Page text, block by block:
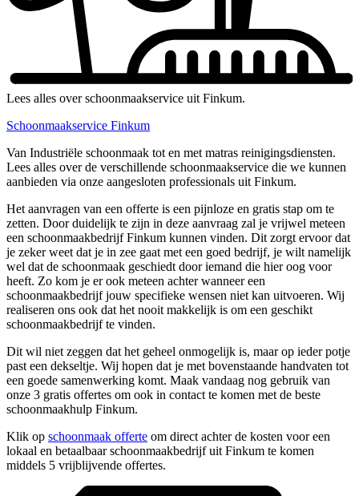
Lees alles over schoonmaakservice uit Finkum.
Schoonmaakservice Finkum
Van Industriële schoonmaak tot en met matras reinigingsdiensten.
Lees alles over de verschillende schoonmaakservice die we kunnen
aanbieden via onze aangesloten professionals uit Finkum.
Het aanvragen van een offerte is een pijnloze en gratis stap om te
zetten. Door duidelijk te zijn in deze aanvraag zal je vrijwel meteen
een schoonmaakbedrijf Finkum kunnen vinden. Dit zorgt ervoor dat
je zeker weet dat je in zee gaat met een goed bedrijf, je wilt namelijk
wel dat de schoonmaak geschiedt door iemand die hier oog voor
heeft. Zo kom je er ook meteen achter wanneer een
schoonmaakbedrijf jouw specifieke wensen niet kan uitvoeren. Wij
realiseren ons ook dat het nooit makkelijk is om een geschikt
schoonmaakbedrijf te vinden.
Dit wil niet zeggen dat het geheel onmogelijk is, maar op ieder potje
past een dekseltje. Wij hopen dat je met bovenstaande handvaten tot
een goede samenwerking komt. Maak vandaag nog gebruik van
onze 3 gratis offertes om ook in contact te komen met de beste
schoonmaakhulp Finkum.
Klik op schoonmaak offerte om direct achter de kosten voor een
lokaal en betaalbaar schoonmaakbedrijf uit Finkum te komen
middels 5 vrijblijvende offertes.